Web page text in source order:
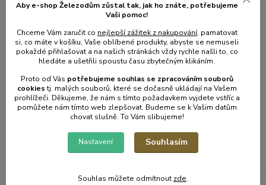
Zahradní kalendář - únor.
číst celé
Zobrazit všechny články
Aby e-shop Železodům zůstal tak, jak ho znáte, potřebujeme
Vaši pomoc!
Chceme Vám zaručit co nejlepší zážitek z nakupování, pamatovat
si, co máte v košíku, Vaše oblíbené produkty, abyste se nemuseli
pokaždé přihlašovat a na našich stránkách vždy rychle našli to, co
hledáte a ušetřili spoustu času zbytečným klikáním.
Proto od Vás potřebujeme souhlas se zpracováním souborů
cookiestj. malých souborů, které se dočasně ukládají na Vašem
prohlížeči. Děkujeme, že nám s tímto požadavkem vyjdete vstříc a
pomůžete nám tímto web zlepšovat. Budeme se k Vašim datům
chovat slušně. To Vám slibujeme!
Nastavení Souhlasím
Souhlas můžete odmítnout zde.